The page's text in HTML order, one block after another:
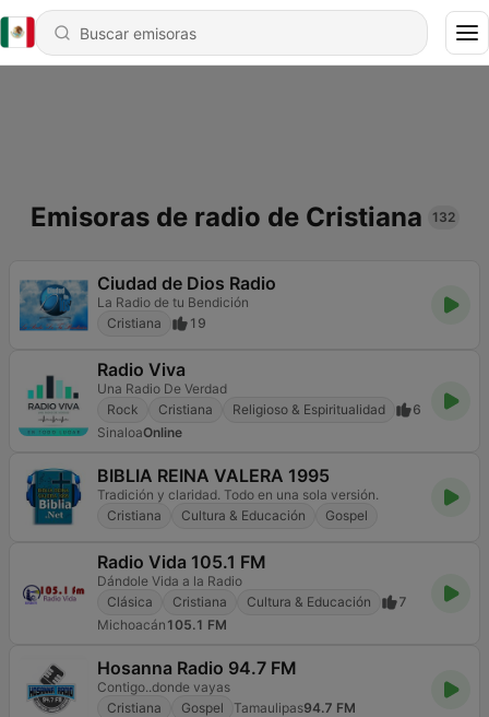
Emisoras de radio de Cristiana 132
Ciudad de Dios Radio
La Radio de tu Bendición
Cristiana
19
Radio Viva
Una Radio De Verdad
Rock
Cristiana Religioso & Espiritualidad
6
SinaloaOnline
BIBLIA REINA VALERA 1995
Tradición y claridad. Todo en una sola versión.
Cristiana
Cultura & Educación Gospel
Radio Vida 105.1 FM
Dándole Vida a la Radio
Clásica
Cristiana Cultura & Educación
7
Michoacán 105.1 FM
Hosanna Radio 94.7 FM
Contigo..donde vayas
Cristiana
Gospel Tamaulipas94.7 FM